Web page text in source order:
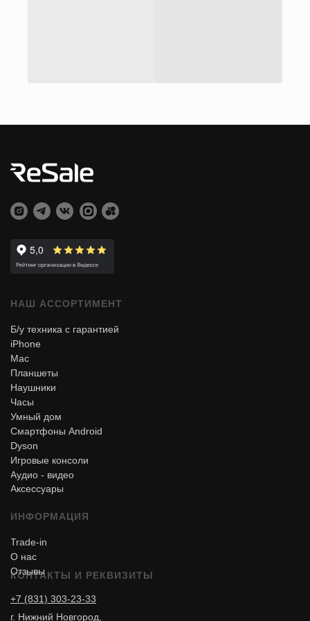
НАШ АССОРТИМЕНТ
ИНФОРМАЦИЯ
КОНТАКТЫ И РЕКВИЗИТЫ
Отзывы
О нас
Trade-in
iPhone
Б/у техника с гарантией
Mac
Планшеты
Наушники
Часы
Смартфоны Android
Dyson
Умный дом
Игровые консоли
Аудио - видео
Аксессуары
г. Нижний Новгород,
+7 (831) 303-23-33